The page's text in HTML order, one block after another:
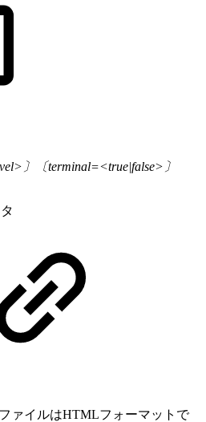
〕〔terminal=<true|false>〕
ァイルはHTMLフォーマットで